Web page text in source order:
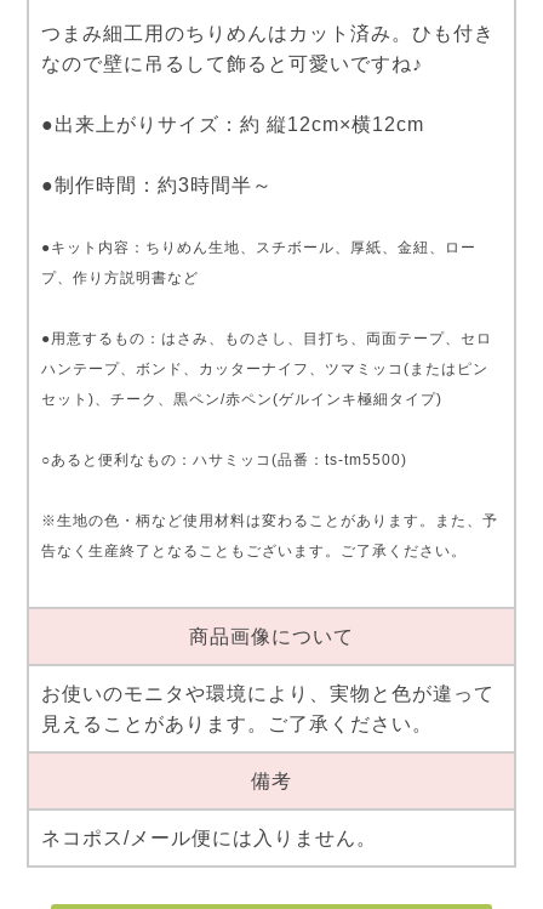
つまみ細工用のちりめんはカット済み。ひも付き
なので壁に吊るして飾ると可愛いですね♪
●出来上がりサイズ：約 縦12cm×横12cm
●制作時間：約3時間半～
●キット内容：ちりめん生地、スチボール、厚紙、金紐、ロー
プ、作り方説明書など
●用意するもの：はさみ、ものさし、目打ち、両面テープ、セロ
ハンテープ、ボンド、カッターナイフ、ツマミッコ(またはピン
セット)、チーク、黒ペン/赤ペン(ゲルインキ極細タイプ)
○あると便利なもの：ハサミッコ(品番：ts-tm5500)
※生地の色・柄など使用材料は変わることがあります。また、予
告なく生産終了となることもございます。ご了承ください。
商品画像について
お使いのモニタや環境により、実物と色が違って
見えることがあります。ご了承ください。
備考
ネコポス/メール便には入りません。